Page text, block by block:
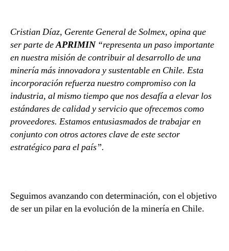
Cristian Díaz, Gerente General de Solmex, opina que
ser parte deAPRIMIN“representa un paso importante
en nuestra misión de contribuir al desarrollo de una
minería más innovadora y sustentable en Chile. Esta
incorporación refuerza nuestro compromiso con la
industria, al mismo tiempo que nos desafía a elevar los
estándares de calidad y servicio que ofrecemos como
proveedores. Estamos entusiasmados de trabajar en
conjunto con otros actores clave de este sector
estratégico para el país”.
Seguimos avanzando con determinación, con el objetivo
de ser un pilar en la evolución de la minería en Chile.